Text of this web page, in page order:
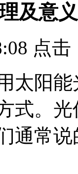
及意义
点击
太阳
式。
通常